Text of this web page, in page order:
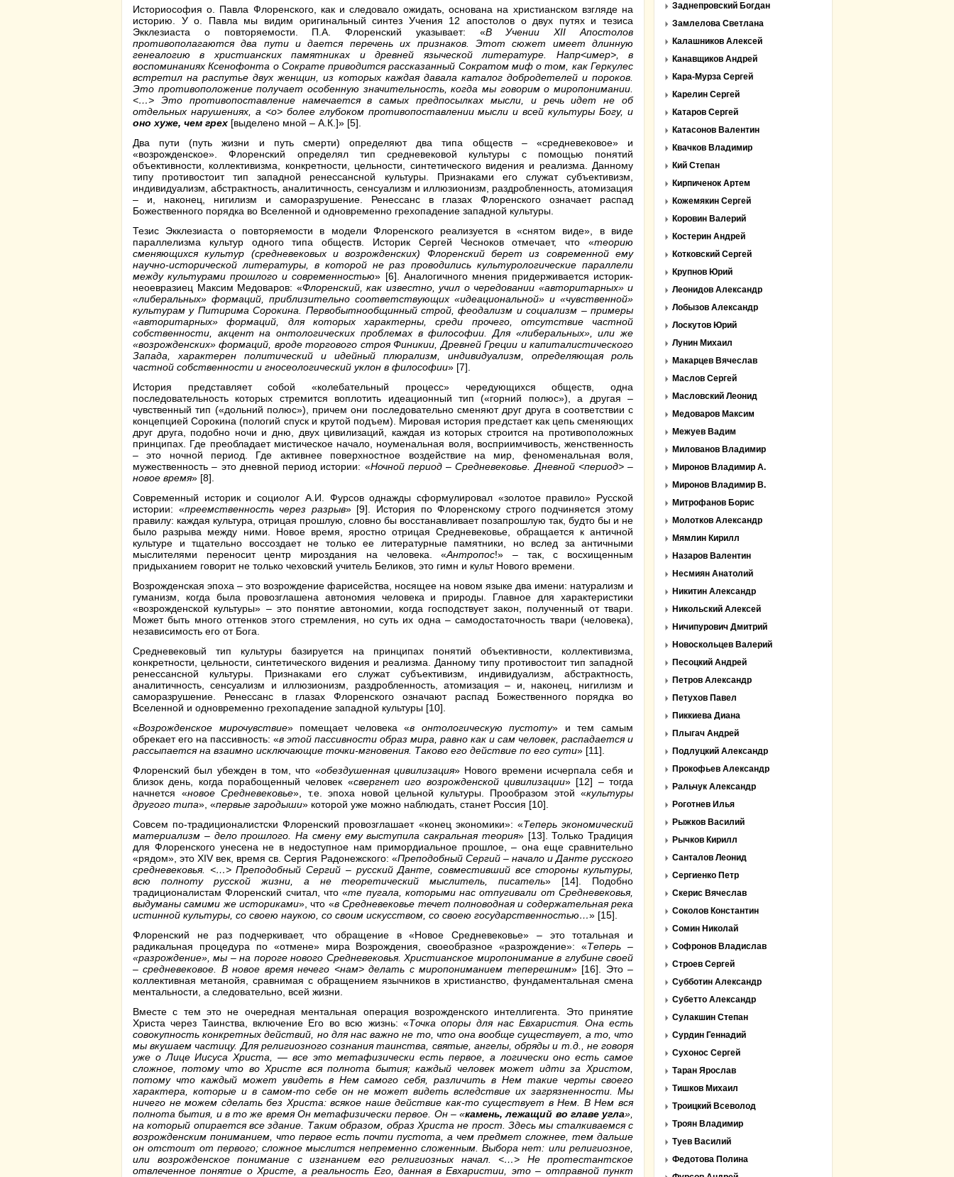
Историософия о. Павла Флоренского, как и следовало ожидать, основана на христианском взгляде на
историю. У о. Павла мы видим оригинальный синтез Учения 12 апостолов о двух путях и тезиса
Экклезиаста о повторяемости. П.А. Флоренский указывает: «В Учении XII Апостолов
противополагаются два пути и дается перечень их признаков. Этот сюжет имеет длинную
генеалогию в христианских памятниках и древней языческой литературе. Напр<имер>, в
воспоминаниях Ксенофонта о Сократе приводится рассказанный Сократом миф о том, как Геркулес
встретил на распутье двух женщин, из которых каждая давала каталог добродетелей и пороков.
Это противоположение получает особенную значительность, когда мы говорим о миропонимании.
<…> Это противопоставление намечается в самых предпосылках мысли, и речь идет не об
отдельных нарушениях, а <о> более глубоком противопоставлении мысли и всей культуры Богу, и
оно хуже, чем грех [выделено мной – А.К.]» [5].
Два пути (путь жизни и путь смерти) определяют два типа обществ – «средневековое» и
«возрожденское». Флоренский определял тип средневековой культуры с помощью понятий
объективности, коллективизма, конкретности, цельности, синтетического видения и реализма. Данному
типу противостоит тип западной ренессансной культуры. Признаками его служат субъективизм,
индивидуализм, абстрактность, аналитичность, сенсуализм и иллюзионизм, раздробленность, атомизация
– и, наконец, нигилизм и саморазрушение. Ренессанс в глазах Флоренского означает распад
Божественного порядка во Вселенной и одновременно грехопадение западной культуры.
Тезис Экклезиаста о повторяемости в модели Флоренского реализуется в «снятом виде», в виде
параллелизма культур одного типа обществ. Историк Сергей Чесноков отмечает, что «теорию
сменяющихся культур (средневековых и возрожденских) Флоренский берет из современной ему
научно-исторической литературы, в которой не раз проводились культурологические параллели
между культурами прошлого и современностью» [6]. Аналогичного мнения придерживается историк-
неоевразиец Максим Медоваров: «Флоренский, как известно, учил о чередовании «авторитарных» и
«либеральных» формаций, приблизительно соответствующих «идеациональной» и «чувственной»
культурам у Питирима Сорокина. Первобытнообщинный строй, феодализм и социализм – примеры
«авторитарных» формаций, для которых характерны, среди прочего, отсутствие частной
собственности, акцент на онтологических проблемах в философии. Для «либеральных», или же
«возрожденских» формаций, вроде торгового строя Финикии, Древней Греции и капиталистического
Запада, характерен политический и идейный плюрализм, индивидуализм, определяющая роль
частной собственности и гносеологический уклон в философии» [7].
История представляет собой «колебательный процесс» чередующихся обществ, одна
последовательность которых стремится воплотить идеационный тип («горний полюс»), а другая –
чувственный тип («дольний полюс»), причем они последовательно сменяют друг друга в соответствии с
концепцией Сорокина (пологий спуск и крутой подъем). Мировая история предстает как цепь сменяющих
друг друга, подобно ночи и дню, двух цивилизаций, каждая из которых строится на противоположных
принципах. Где преобладает мистическое начало, ноуменальная воля, восприимчивость, женственность
– это ночной период. Где активнее поверхностное воздействие на мир, феноменальная воля,
мужественность – это дневной период истории: «Ночной период – Средневековье. Дневной <период> –
новое время» [8].
Современный историк и социолог А.И. Фурсов однажды сформулировал «золотое правило» Русской
истории: «преемственность через разрыв» [9]. История по Флоренскому строго подчиняется этому
правилу: каждая культура, отрицая прошлую, словно бы восстанавливает позапрошлую так, будто бы и не
было разрыва между ними. Новое время, яростно отрицая Средневековье, обращается к античной
культуре и тщательно воссоздает не только ее литературные памятники, но вслед за античными
мыслителями переносит центр мироздания на человека. «Антропос!» – так, с восхищенным
придыханием говорит не только чеховский учитель Беликов, это гимн и культ Нового времени.
Возрожденская эпоха – это возрождение фарисейства, носящее на новом языке два имени: натурализм и
гуманизм, когда была провозглашена автономия человека и природы. Главное для характеристики
«возрожденской культуры» – это понятие автономии, когда господствует закон, полученный от твари.
Может быть много оттенков этого стремления, но суть их одна – самодостаточность твари (человека),
независимость его от Бога.
Средневековый тип культуры базируется на принципах понятий объективности, коллективизма,
конкретности, цельности, синтетического видения и реализма. Данному типу противостоит тип западной
ренессансной культуры. Признаками его служат субъективизм, индивидуализм, абстрактность,
аналитичность, сенсуализм и иллюзионизм, раздробленность, атомизация – и, наконец, нигилизм и
саморазрушение. Ренессанс в глазах Флоренского означают распад Божественного порядка во
Вселенной и одновременно грехопадение западной культуры [10].
«Возрожденское мирочувствие» помещает человека «в онтологическую пустоту» и тем самым
обрекает его на пассивность: «в этой пассивности образ мира, равно как и сам человек, распадается и
рассыпается на взаимно исключающие точки-мгновения. Таково его действие по его сути» [11].
Флоренский был убежден в том, что «обездушенная цивилизация» Нового времени исчерпала себя и
близок день, когда порабощенный человек «свергнет иго возрожденской цивилизации» [12] – тогда
начнется «новое Средневековье», т.е. эпоха новой цельной культуры. Прообразом этой «культуры
другого типа», «первые зародыши» которой уже можно наблюдать, станет Россия [10].
Совсем по-традиционалистски Флоренский провозглашает «конец экономики»: «Теперь экономический
материализм – дело прошлого. На смену ему выступила сакральная теория» [13]. Только Традиция
для Флоренского унесена не в недоступное нам примордиальное прошлое, – она еще сравнительно
«рядом», это XIV век, время св. Сергия Радонежского: «Преподобный Сергий – начало и Данте русского
средневековья. <…> Преподобный Сергий – русский Данте, совместивший все стороны культуры,
всю полноту русской жизни, а не теоретический мыслитель, писатель» [14]. Подобно
традиционалистам Флоренский считал, что «те пугала, которыми нас отпугивали от Средневековья,
выдуманы самими же историками», что «в Средневековье течет полноводная и содержательная река
истинной культуры, со своею наукою, со своим искусством, со своею государственностью…» [15].
Флоренский не раз подчеркивает, что обращение в «Новое Средневековье» – это тотальная и
радикальная процедура по «отмене» мира Возрождения, своеобразное «разрождение»: «Теперь –
«разрождение», мы – на пороге нового Средневековья. Христианское миропонимание в глубине своей
– средневековое. В новое время нечего <нам> делать с миропониманием теперешним» [16]. Это –
коллективная метанойя, сравнимая с обращением язычников в христианство, фундаментальная смена
ментальности, а следовательно, всей жизни.
Вместе с тем это не очередная ментальная операция возрожденского интеллигента. Это принятие
Христа через Таинства, включение Его во всю жизнь: «Точка опоры для нас Евхаристия. Она есть
совокупность конкретных действий, но для нас важно не то, что она вообще существует, а то, что
мы вкушаем частицу. Для религиозного сознания таинства, святые, ангелы, обряды и т.д., не говоря
уже о Лице Иисуса Христа, — все это метафизически есть первое, а логически оно есть самое
сложное, потому что во Христе вся полнота бытия; каждый человек может идти за Христом,
потому что каждый может увидеть в Нем самого себя, различить в Нем такие черты своего
характера, которые и в самом-то себе он не может видеть вследствие их загрязненности. Мы
ничего не можем сделать без Христа: всякое наше действие как-то существует в Нем. В Нем вся
полнота бытия, и в то же время Он метафизически первое. Он – «камень, лежащий во главе угла»,
на который опирается все здание. Таким образом, образ Христа не прост. Здесь мы сталкиваемся с
возрожденским пониманием, что первое есть почти пустота, а чем предмет сложнее, тем дальше
он отстоит от первого; сложное мыслится непременно сложенным. Выбора нет: или религиозное,
или возрожденское понимание с изгнанием его религиозных начал. <…> Не протестантское
отвлеченное понятие о Христе, а реальность Его, данная в Евхаристии, это – отправной пункт
Заднепровский Богдан
Замлелова Светлана
Калашников Алексей
Канавщиков Андрей
Кара-Мурза Сергей
Карелин Сергей
Катаров Сергей
Катасонов Валентин
Квачков Владимир
Кий Степан
Кирпиченок Артем
Кожемякин Сергей
Коровин Валерий
Костерин Андрей
Котковский Сергей
Крупнов Юрий
Леонидов Александр
Лобызов Александр
Лоскутов Юрий
Лунин Михаил
Макарцев Вячеслав
Маслов Сергей
Масловский Леонид
Медоваров Максим
Межуев Вадим
Милованов Владимир
Миронов Владимир А.
Миронов Владимир В.
Митрофанов Борис
Молотков Александр
Мямлин Кирилл
Назаров Валентин
Несмиян Анатолий
Никитин Александр
Никольский Алексей
Ничипурович Дмитрий
Новоскольцев Валерий
Песоцкий Андрей
Петров Александр
Петухов Павел
Пиккиева Диана
Плыгач Андрей
Подлуцкий Александр
Прокофьев Александр
Ральчук Александр
Роготнев Илья
Рыжков Василий
Рычков Кирилл
Санталов Леонид
Сергиенко Петр
Скерис Вячеслав
Соколов Константин
Сомин Николай
Софронов Владислав
Строев Сергей
Субботин Александр
Субетто Александр
Сулакшин Степан
Сурдин Геннадий
Сухонос Сергей
Таран Ярослав
Тишков Михаил
Троицкий Всеволод
Троян Владимир
Туев Василий
Федотова Полина